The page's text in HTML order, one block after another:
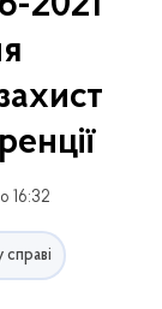
16:32